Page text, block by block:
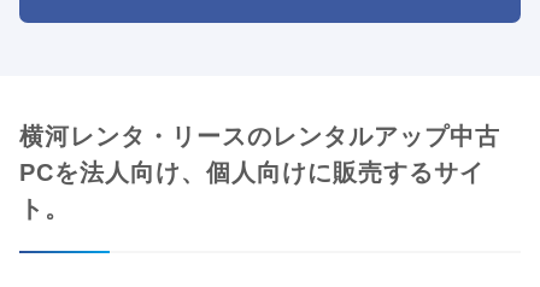
横河レンタ・リースのレンタルアップ中古
PCを法人向け、個人向けに販売するサイ
ト。